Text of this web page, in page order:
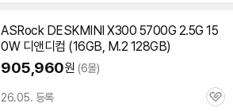
ASRock DESKMINI X300 5700G 2.5G 15
0W 디앤디컴 (16GB, M.2 128GB)
905,960원 (6몰)
26.05. 등록
관